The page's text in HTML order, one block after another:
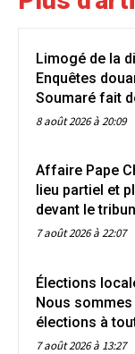
Limogé de la
Enquêtes
Soumaré fait
8 août 2026 à 20:09
Affaire Pape
lieu partiel et
devant le
7 août 2026 à 22:07
Élections
Nous
élections à
7 août 2026 à 13:27